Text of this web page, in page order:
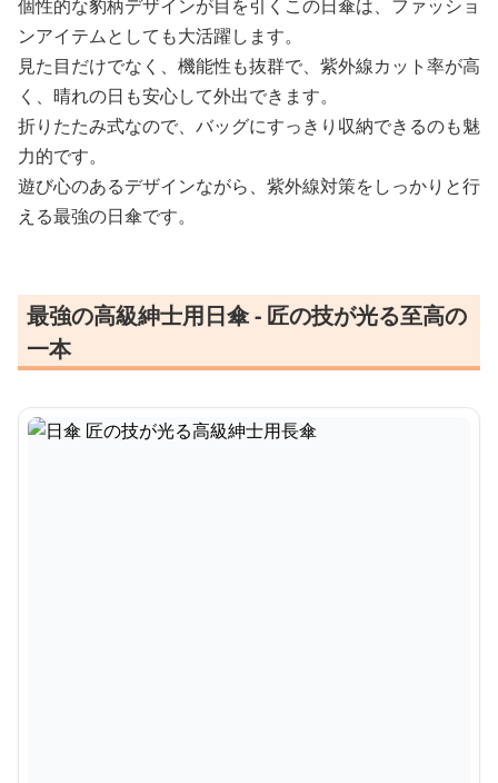
個性的な豹柄デザインが目を引くこの日傘は、ファッショ
ンアイテムとしても大活躍します。
見た目だけでなく、機能性も抜群で、紫外線カット率が高
く、晴れの日も安心して外出できます。
折りたたみ式なので、バッグにすっきり収納できるのも魅
力的です。
遊び心のあるデザインながら、紫外線対策をしっかりと行
える最強の日傘です。
最強の高級紳士用日傘 - 匠の技が光る至高の
一本